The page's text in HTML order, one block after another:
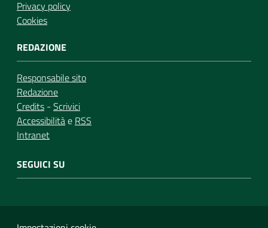
Privacy policy
Cookies
REDAZIONE
Responsabile sito
Redazione
Credits - Scrivici
Accessibilitàe RSS
Intranet
SEGUICI SU